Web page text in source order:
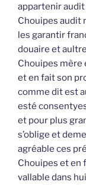
appartenir
Chouipes audit
les garantir
douaire et
Chouipes
et en fait son
comme dit est
esté
et pour plus
s’oblige et
agréable ces
Chouipes et
vallable dans